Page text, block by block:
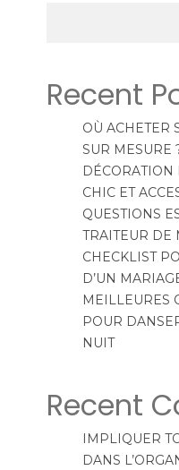
Recent
OÙ ACHETER
SUR MESURE
CHIC ET
QUESTIONS
TRAITEUR DE
CHECKLIST
D’UN
MEILLEURES
POUR
NUIT
Recent
IMPLIQUER
DANS